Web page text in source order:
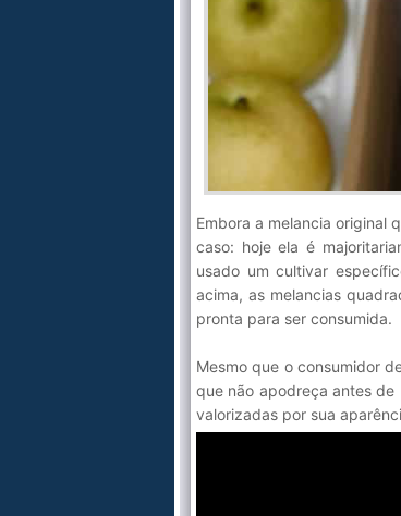
Embora a melancia original
caso: hoje ela é
usado um cultivar
acima, as melancias
pronta para ser consumida.
Mesmo que o consumidor
que não apodreça antes de
valorizadas por sua